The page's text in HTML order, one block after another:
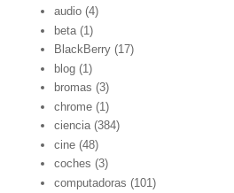
audio (4)
beta (1)
BlackBerry (17)
blog (1)
bromas (3)
chrome (1)
ciencia (384)
cine (48)
coches (3)
computadoras (101)